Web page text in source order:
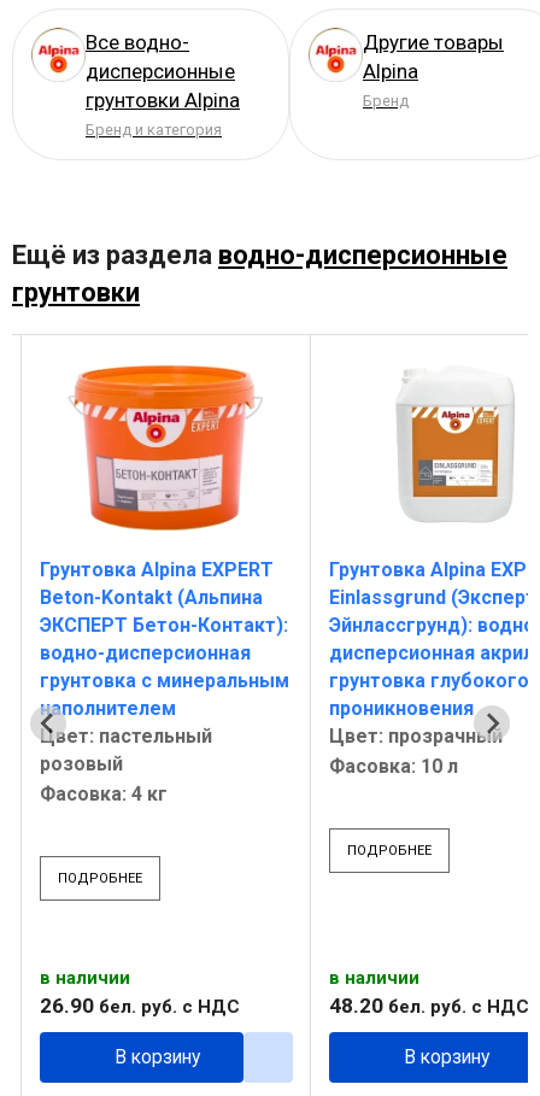
Все водно-
дисперсионные
грунтовки Alpina
Бренд и категория
Другие товары
Alpina
Бренд
Ещё из раздела водно-дисперсионные
грунтовки
Грунтовка Alpina EXPERT
Beton-Kontakt (Альпина
ЭКСПЕРТ Бетон-Контакт):
водно-дисперсионная
грунтовка с минеральным
наполнителем
Цвет: пастельный
розовый
Фасовка: 4 кг
ПОДРОБНЕЕ
в наличии
26.90 бел. руб. с НДС
В корзину
Грунтовка Alpina
Einlassgrund (Эксперт
Эйнлассгрунд):
дисперсионная
грунтовка глубокого
проникновения
Цвет: прозрачный
Фасовка: 10 л
ПОДРОБНЕЕ
в наличии
48.20 бел. руб. с НДС
В корзину